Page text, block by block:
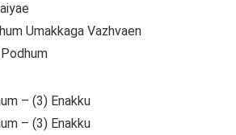
Umakkaga Vazhvaen
– (3) Enakku
– (3) Enakku